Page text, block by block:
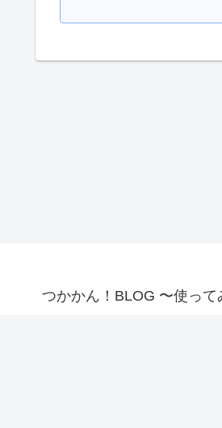
つかかん！BLOG 〜使って